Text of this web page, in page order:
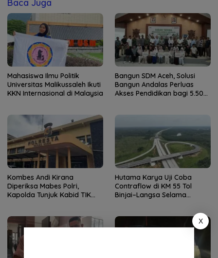
Baca Juga
Mahasiswa Ilmu Politik
Universitas Malikussaleh Ikuti
KKN Internasional di Malaysia
Bangun SDM Aceh, Solusi
Bangun Andalas Perluas
Akses Pendidikan bagi 5.500
Kombes Andi Kirana
Diperiksa Mabes Polri,
Kapolda Tunjuk Kabid TIK
Hutama Karya Uji Coba
Contraflow di KM 55 Tol
Binjai–Langsa Selama
X